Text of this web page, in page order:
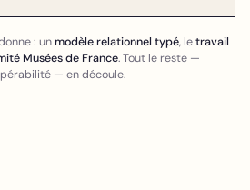
: unmodèle relationnel typé, letravail
Musées de France. Tout le reste —
— en découle.